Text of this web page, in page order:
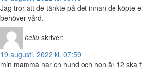
Jag tror att de tänkte på det innan de köpte
behöver vård.
hellu skriver:
19 augusti, 2022 kl. 07:59
min mamma har en hund och hon är 12 ska